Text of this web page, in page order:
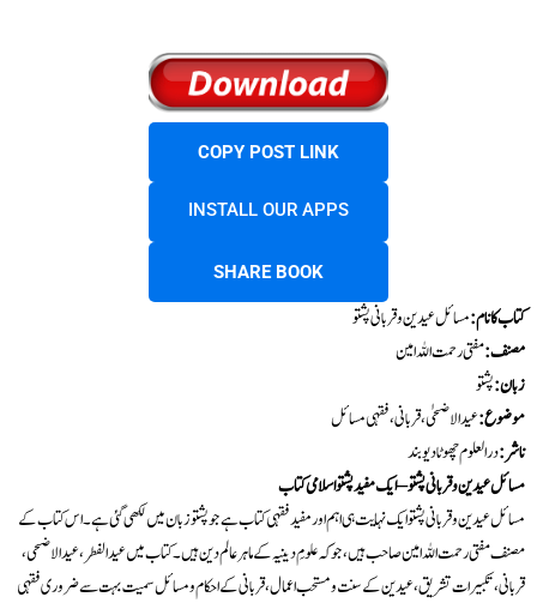
COPY POST LINK
INSTALL OUR APPS
SHARE BOOK
کتاب کا نام:مسائل عیدین و قربانی پشتو
مصنف:مفتی رحمت اللہ امین
زبان:پشتو
موضوع:عید الاضحٰی، قربانی، فقہی مسائل
ناشر:درالعلوم چھوٹا دیوبند
مسائل عیدین و قربانی پشتو – ایک مفید پشتو اسلامی کتاب
مسائل عیدین و قربانی پشتو ایک نہایت ہی اہم اور مفید فقہی کتاب ہے جو پشتو زبان میں لکھی گئی ہے۔ اس کتاب کے
مصنف مفتی رحمت اللہ امین صاحب ہیں، جو کہ علومِ دینیہ کے ماہر عالم دین ہیں۔ کتاب میں عید الفطر، عید الاضحی،
قربانی، تکبیرات تشریق، عیدین کے سنت و مستحب اعمال، قربانی کے احکام و مسائل سمیت بہت سے ضروری فقہی